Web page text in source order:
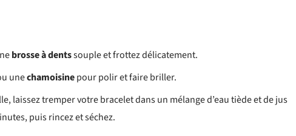
brosse à dentssouple et frottez délicatement.
unechamoisinepour polir et faire briller.
laissez tremper votre bracelet dans un mélange d’eau tiède et de jus
puis rincez et séchez.